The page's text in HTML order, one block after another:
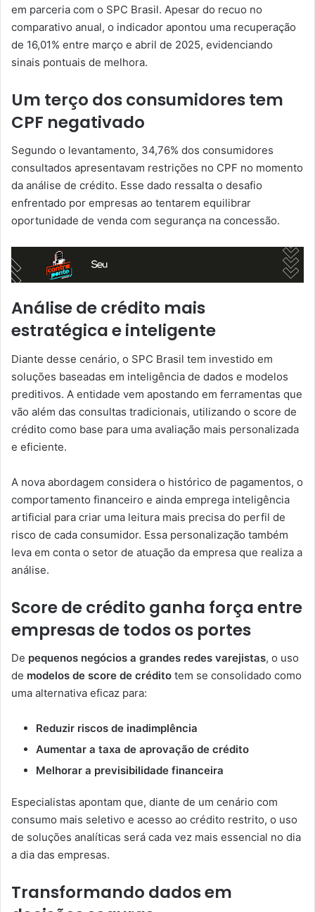
em parceria com o SPC Brasil. Apesar do recuo no
comparativo anual, o indicador apontou uma recuperação
de 16,01% entre março e abril de 2025, evidenciando
sinais pontuais de melhora.
Um terço dos consumidores tem
CPF negativado
Segundo o levantamento, 34,76% dos consumidores
consultados apresentavam restrições no CPF no momento
da análise de crédito. Esse dado ressalta o desafio
enfrentado por empresas ao tentarem equilibrar
oportunidade de venda com segurança na concessão.
Análise de crédito mais
estratégica e inteligente
Diante desse cenário, o SPC Brasil tem investido em
soluções baseadas em inteligência de dados e modelos
preditivos. A entidade vem apostando em ferramentas que
vão além das consultas tradicionais, utilizando o score de
crédito como base para uma avaliação mais personalizada
e eficiente.
A nova abordagem considera o histórico de pagamentos, o
comportamento financeiro e ainda emprega inteligência
artificial para criar uma leitura mais precisa do perfil de
risco de cada consumidor. Essa personalização também
leva em conta o setor de atuação da empresa que realiza a
análise.
Score de crédito ganha força entre
empresas de todos os portes
De pequenos negócios a grandes redes varejistas, o uso
de modelos de score de crédito tem se consolidado como
uma alternativa eficaz para:
Reduzir riscos de inadimplência
Aumentar a taxa de aprovação de crédito
Melhorar a previsibilidade financeira
Especialistas apontam que, diante de um cenário com
consumo mais seletivo e acesso ao crédito restrito, o uso
de soluções analíticas será cada vez mais essencial no dia
a dia das empresas.
Transformando dados em